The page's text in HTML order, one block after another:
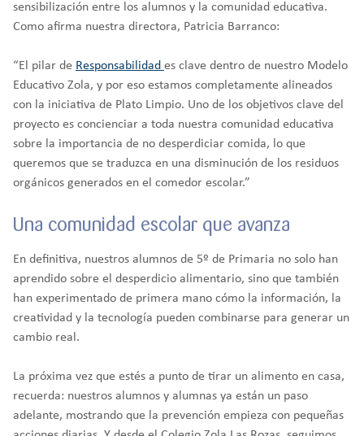
sensibilización entre los alumnos y la comunidad educativa.
Como afirma nuestra directora, Patricia Barranco:
“El pilar de Responsabilidad es clave dentro de nuestro Modelo
Educativo Zola, y por eso estamos completamente alineados
con la iniciativa de Plato Limpio. Uno de los objetivos clave del
proyecto es concienciar a toda nuestra comunidad educativa
sobre la importancia de no desperdiciar comida, lo que
queremos que se traduzca en una disminución de los residuos
orgánicos generados en el comedor escolar.”
Una comunidad escolar que avanza
En definitiva, nuestros alumnos de 5º de Primaria no solo han
aprendido sobre el desperdicio alimentario, sino que también
han experimentado de primera mano cómo la información, la
creatividad y la tecnología pueden combinarse para generar un
cambio real.
La próxima vez que estés a punto de tirar un alimento en casa,
recuerda: nuestros alumnos y alumnas ya están un paso
adelante, mostrando que la prevención empieza con pequeñas